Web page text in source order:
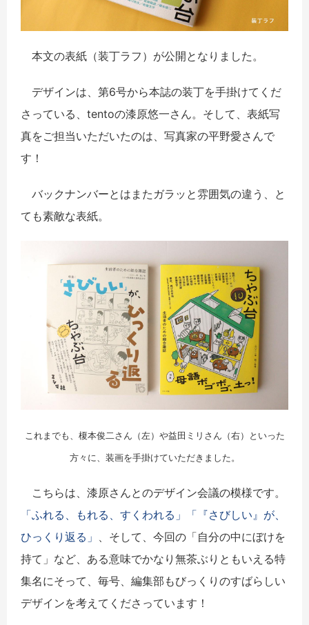
本文の表紙（装丁ラフ）が公開となりました。
デザインは、第6号から本誌の装丁を手掛けてくだ
さっている、tentoの漆原悠一さん。そして、表紙写
真をご担当いただいたのは、写真家の平野愛さんで
す！
バックナンバーとはまたガラッと雰囲気の違う、と
ても素敵な表紙。
これまでも、榎本俊二さん（左）や益田ミリさん（右） といった
方々に、装画を手掛けていただきました。
こちらは、漆原さんとのデザイン会議の模様です。
「ふれる、もれる、すくわれる」
「『さびしい』が、
ひっくり返る」
、そして、今回の「自分の中にぼけを
持て」など、ある意味でかなり無茶ぶりともいえる特
集名にそって、毎号、編集部もびっくりのすばらしい
デザインを考えてくださっています！